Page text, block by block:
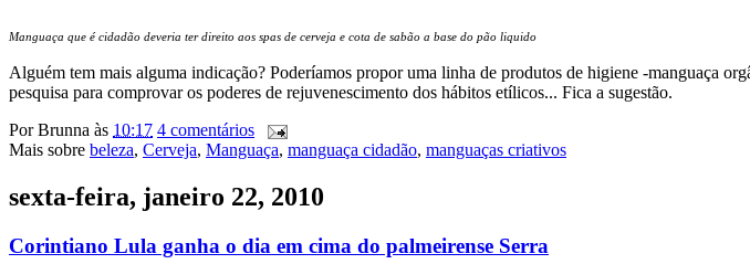
Manguaça que é cidadão deveria ter direito aos spas de cerveja e cota de sabão a base do pão liquido
Alguém tem mais alguma indicação? Poderíamos propor uma linha de produtos de higiene -manguaça
pesquisa para comprovar os poderes de rejuvenescimento dos hábitos etílicos... Fica a sugestão.
PorBrunna às 10:17 4 comentários
Mais sobre beleza, Cerveja, Manguaça, manguaça cidadão, manguaças criativos
sexta-feira, janeiro 22, 2010
Corintiano Lula ganha o dia em cima do palmeirense Serra